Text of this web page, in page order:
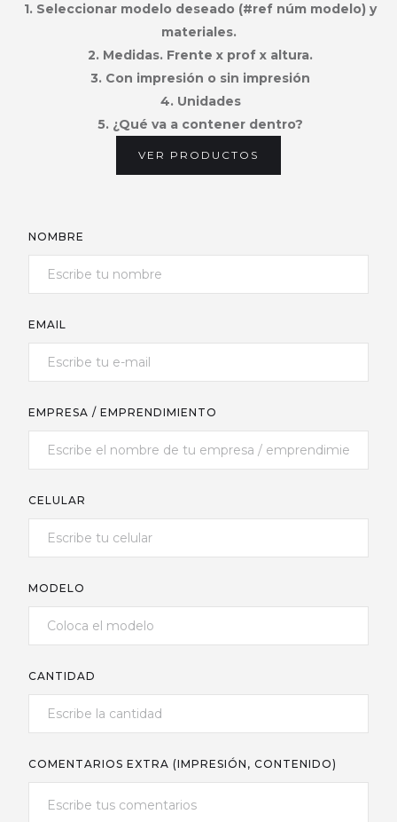
1. Seleccionar modelo deseado (#ref núm modelo) y
materiales.
2. Medidas. Frente x prof x altura.
3. Con impresión o sin impresión
4. Unidades
5. ¿Qué va a contener dentro?
VER PRODUCTOS
NOMBRE
EMAIL
EMPRESA / EMPRENDIMIENTO
CELULAR
MODELO
CANTIDAD
COMENTARIOS EXTRA (IMPRESIÓN, CONTENIDO)